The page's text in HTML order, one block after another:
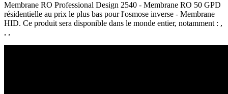
Membrane RO Professional Design 2540 - Membrane RO 50 GPD
résidentielle au prix le plus bas pour l'osmose inverse - Membrane
HID. Ce produit sera disponible dans le monde entier, notamment : ,
, ,